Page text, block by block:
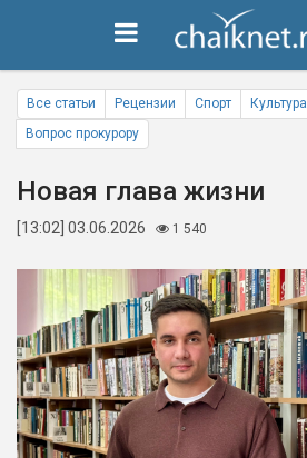
Все статьи Рецензии Спорт Культура
Вопрос прокурору
Новая глава жизни
[13:02] 03.06.2026 1 540